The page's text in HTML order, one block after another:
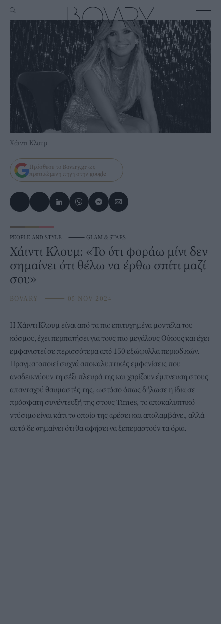
Χάιντι Κλουμ
Πρόσθεσε το Bovary.gr ως
προτιμώμενη πηγή στην google
PEOPLE AND STYLE ⸻ GLAM & STARS
Χάιντι Κλουμ: «Το ότι φοράω μίνι δεν
σημαίνει ότι θέλω να έρθω σπίτι μαζί
σου»
BOVARY ⸻ 05 NOV 2024
H Χάιντι Κλουμ είναι από τα πιο επιτυχημένα μοντέλα του
κόσμου, έχει περπατήσει για τους πιο μεγάλους Οίκους και έχει
εμφανιστεί σε περισσότερα από 150 εξώφυλλα περιοδικών.
Πραγματοποιεί συχνά αποκαλυπτικές εμφανίσεις που
αναδεικνύουν τη σέξι πλευρά της και χαρίζουν έμπνευση στους
απανταχού θαυμαστές της, ωστόσο όπως δήλωσε η ίδια σε
πρόσφατη συνέντευξή της στους Times, το αποκαλυπτικό
ντύσιμο είναι κάτι το οποίο της αρέσει και απολαμβάνει, αλλά
αυτό δε σημαίνει ότι θα αφήσει να ξεπεραστούν τα όρια.